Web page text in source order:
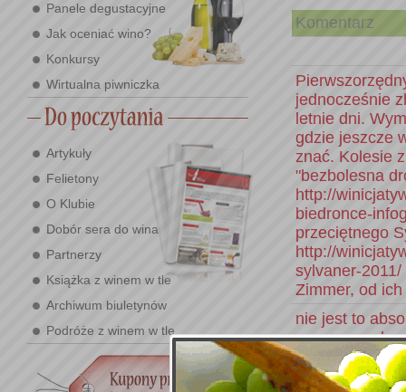
Panele degustacyjne
Jak oceniać wino?
Konkursy
Wirtualna piwniczka
Artykuły
Felietony
O Klubie
Dobór sera do wina
Partnerzy
Książka z winem w tle
Archiwum biuletynów
Podróże z winem w tle
Komentarz
jednocześnie
letnie dni.
gdzie jeszcze
znać. Kolesie
"bezbolesna
http://
biedronce-
przeciętnego
http://
sylvaner-
Zimmer, od
nie jest to
poprawne ale
Kwiatowo-
sporo ciała.